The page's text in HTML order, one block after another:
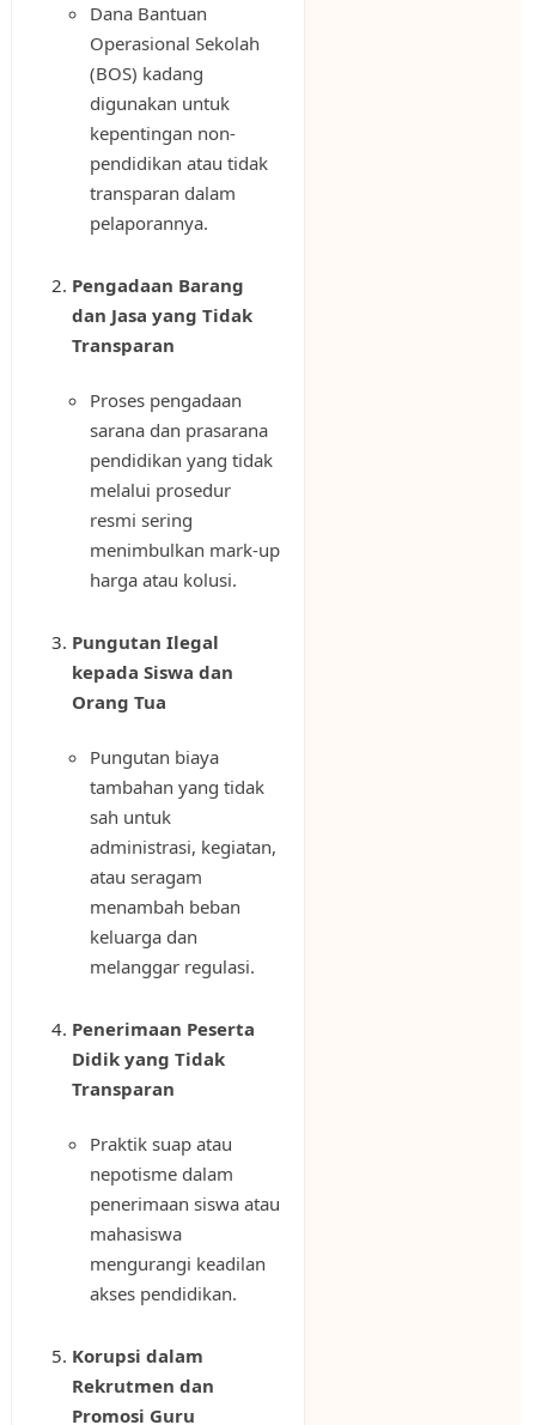
Dana Bantuan
Operasional Sekolah
(BOS) kadang
digunakan untuk
kepentingan non-
pendidikan atau tidak
transparan dalam
pelaporannya.
Pengadaan Barang
dan Jasa yang Tidak
Transparan
Proses pengadaan
sarana dan prasarana
pendidikan yang tidak
melalui prosedur
resmi sering
menimbulkan mark-up
harga atau kolusi.
Pungutan Ilegal
kepada Siswa dan
Orang Tua
Pungutan biaya
tambahan yang tidak
sah untuk
administrasi, kegiatan,
atau seragam
menambah beban
keluarga dan
melanggar regulasi.
Penerimaan Peserta
Didik yang Tidak
Transparan
Praktik suap atau
nepotisme dalam
penerimaan siswa atau
mahasiswa
mengurangi keadilan
akses pendidikan.
Korupsi dalam
Rekrutmen dan
Promosi Guru